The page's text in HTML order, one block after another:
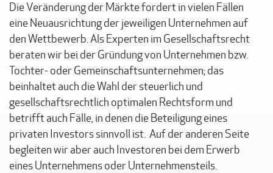
Die Veränderung der Märkte fordert in vielen Fällen
eine Neuausrichtung der jeweiligen Unternehmen auf
den Wettbewerb. Als Experten im Gesellschaftsrecht
beraten wir bei der Gründung von Unternehmen bzw.
Tochter- oder Gemeinschaftsunternehmen; das
beinhaltet auch die Wahl der steuerlich und
gesellschaftsrechtlich optimalen Rechtsform und
betrifft auch Fälle, in denen die Beteiligung eines
privaten Investors sinnvoll ist. Auf der anderen Seite
begleiten wir aber auch Investoren bei dem Erwerb
eines Unternehmens oder Unternehmensteils.